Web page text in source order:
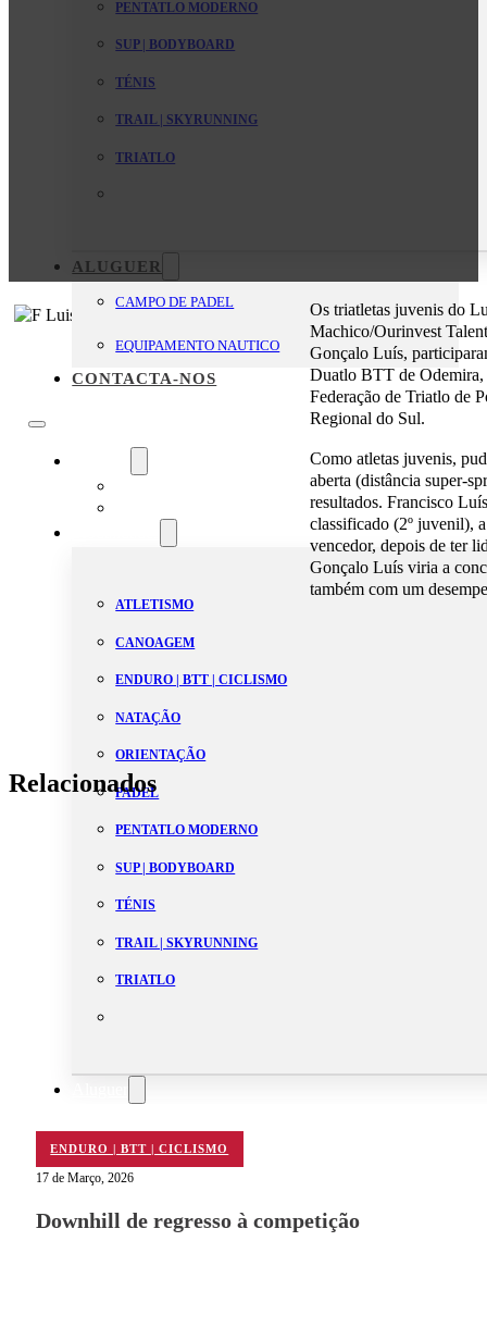
PENTATLO MODERNO
SUP | BODYBOARD
TÉNIS
TRAIL | SKYRUNNING
TRIATLO
ALUGUER
CAMPO DE PADEL
EQUIPAMENTO NAUTICO
CONTACTA-NOS
ATLETISMO
CANOAGEM
ENDURO | BTT | CICLISMO
NATAÇÃO
ORIENTAÇÃO
PADEL
PENTATLO MODERNO
SUP | BODYBOARD
TÉNIS
TRAIL | SKYRUNNING
TRIATLO
Equipamento Nautico
Contacta-nos
Os triatletas juvenis do
Machico/Ourinvest
Gonçalo Luís,
Duatlo BTT de Odemira,
Federação de Triatlo de
Regional do Sul.
Como atletas juvenis,
aberta (distância super-
resultados. Francisco
classificado (2º juvenil),
vencedor, depois de ter
Gonçalo Luís viria a
também com um
Relacionados
ENDURO | BTT | CICLISMO
17 de Março, 2026
Downhill de regresso à competição